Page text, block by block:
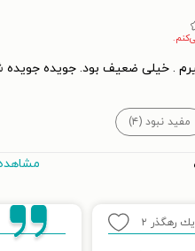
. خیلی ضعیف بود. جویده جویده
مفید نبود (۴)
یك رهگذر ۲